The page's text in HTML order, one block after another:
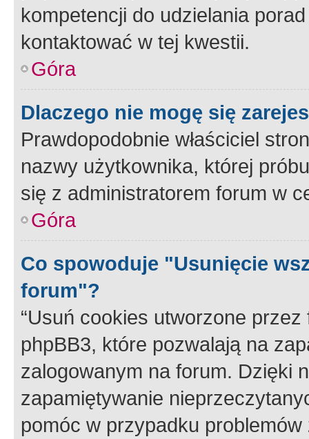
kompetencji do udzielania
kontaktować w tej kwestii.
Góra
Dlaczego nie mogę się
Prawdopodobnie właściciel
nazwy użytkownika, której
się z administratorem forum w
Góra
Co spowoduje "Usunięcie
forum"?
“Usuń cookies utworzone
phpBB3, które pozwalają na
zalogowanym na forum. Dzięki
zapamiętywanie
pomóc w przypadku